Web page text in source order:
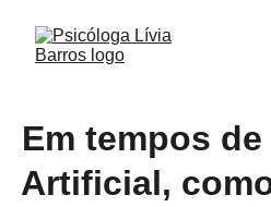
Em tempos
Artificial,